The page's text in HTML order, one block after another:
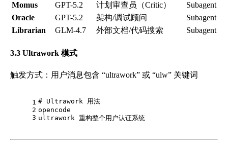
Momus GPT-5.2 计划审查员（Critic）
Subagent
Oracle
GPT-5.2 架构/调试顾问
Subagent
Librarian
GLM-4.7 外部文档/代码搜索 Subagent
3.3 Ultrawork 模式
触发方式：用户消息包含 “ultrawork” 或 “ulw” 关键词
1
2
3
# Ultrawork 用法
opencode
ultrawork 重构整个用户认证系统